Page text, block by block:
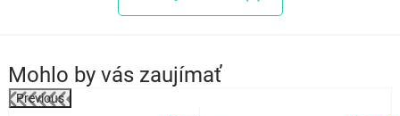
Mohlo by vás zaujímať
Previous